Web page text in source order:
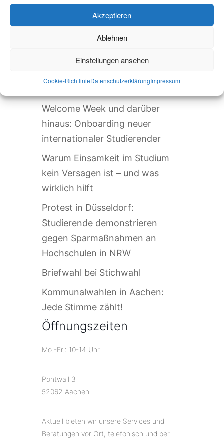
Akzeptieren
Ablehnen
Einstellungen ansehen
Cookie-RichtlinieDatenschutzerklärungImpressum
Die Veranstaltung ist beendet.
Aktuelles
Welcome Week und darüber
hinaus: Onboarding neuer
internationaler Studierender
Warum Einsamkeit im Studium
kein Versagen ist – und was
wirklich hilft
Protest in Düsseldorf:
Studierende demonstrieren
gegen Sparmaßnahmen an
Hochschulen in NRW
Briefwahl bei Stichwahl
Kommunalwahlen in Aachen:
Jede Stimme zählt!
Öffnungszeiten
Mo.-Fr.: 10-14 Uhr
Pontwall 3
52062 Aachen
Aktuell bieten wir unsere Services und
Beratungen vor Ort, telefonisch und per